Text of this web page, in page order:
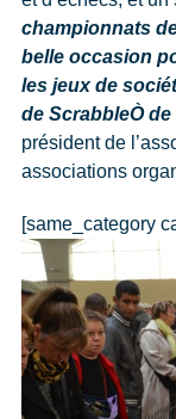
championnats
belle occasion
les jeux de
de ScrabbleÒde
président de
associations
[same_category